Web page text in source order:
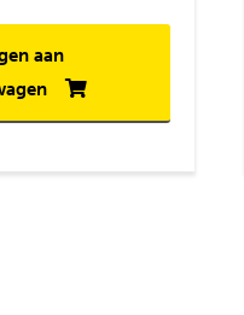
aan